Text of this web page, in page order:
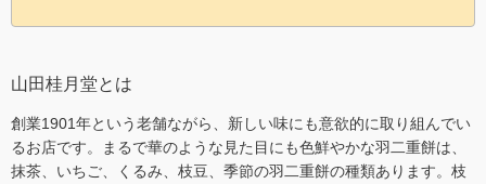
山田桂月堂とは
創業1901年という老舗ながら、新しい味にも意欲的に取り組んでい
るお店です。まるで華のような見た目にも色鮮やかな羽二重餅は、
抹茶、いちご、くるみ、枝豆、季節の羽二重餅の種類あります。枝